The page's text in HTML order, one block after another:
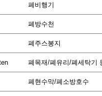
폐비행기
폐방수천
폐주스봉지
폐목재/폐유리/폐세탁기
폐현수막/폐소방호수